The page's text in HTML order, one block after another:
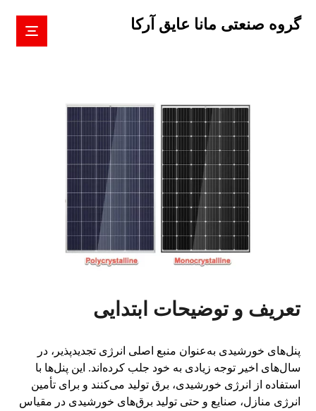
گروه صنعتی مانا عایق آرکا
تعریف و توضیحات ابتدایی
پنل‌های خورشیدی به‌عنوان منبع اصلی انرژی تجدیدپذیر، در
سال‌های اخیر توجه زیادی به خود جلب کرده‌اند. این پنل‌ها با
استفاده از انرژی خورشیدی، برق تولید می‌کنند و برای تأمین
انرژی منازل، صنایع و حتی تولید برق‌های خورشیدی در مقیاس